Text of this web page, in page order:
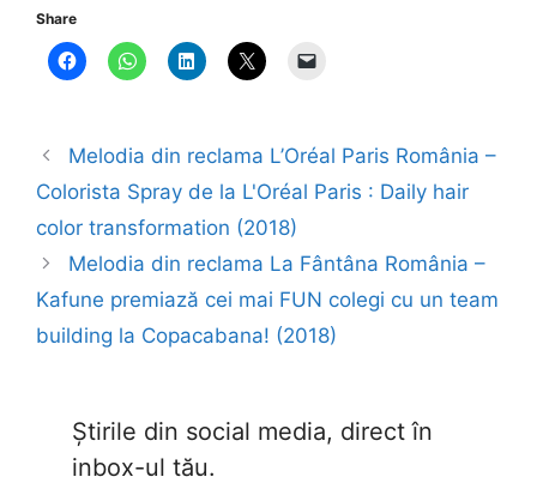
Share
Melodia din reclama L’Oréal Paris România –
Colorista Spray de la L'Oréal Paris : Daily hair
color transformation (2018)
Melodia din reclama La Fântâna România –
Kafune premiază cei mai FUN colegi cu un team
building la Copacabana! (2018)
Știrile din social media, direct în
inbox-ul tău.